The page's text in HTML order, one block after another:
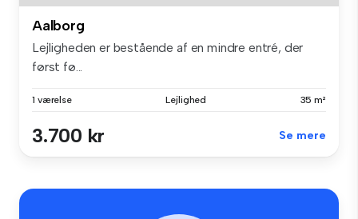
Aalborg
Lejligheden er bestående af en mindre entré, der
først fø...
1 værelse Lejlighed 35 m²
3.700 kr Se mere